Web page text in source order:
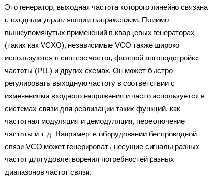
Это генератор, выходная частота которого линейно связана
с входным управляющим напряжением. Помимо
вышеупомянутых применений в кварцевых генераторах
(таких как VCXO), независимые VCO также широко
используются в синтезе частот, фазовой автоподстройке
частоты (PLL) и других схемах. Он может быстро
регулировать выходную частоту в соответствии с
изменениями входного напряжения и часто используется в
системах связи для реализации таких функций, как
частотная модуляция и демодуляция, переключение
частоты и т. д. Например, в оборудовании беспроводной
связи VCO может генерировать несущие сигналы разных
частот для удовлетворения потребностей разных
диапазонов частот связи.